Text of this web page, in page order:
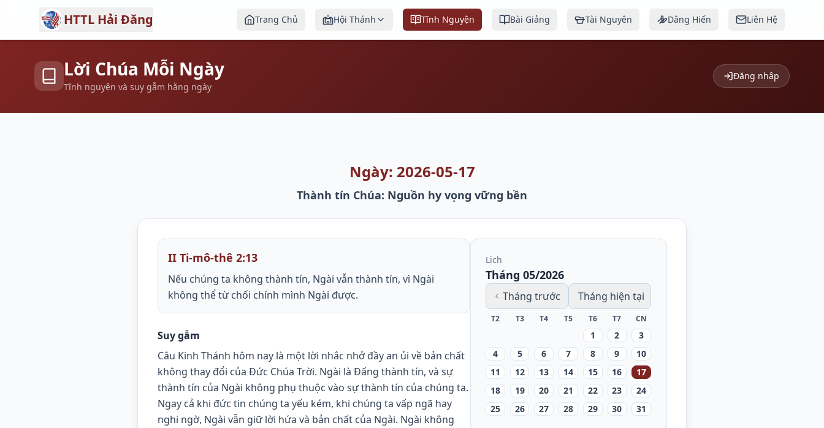
HTTL Hải Đăng Trang Chủ Hội Thánh Tĩnh Nguyện Bài Giảng Tài Nguyên Dâng Hiến Liên Hệ
Lời Chúa Mỗi Ngày
Tĩnh nguyện và suy gẫm hằng ngày
Đăng nhập
Ngày: 2026-05-17
Thành tín Chúa: Nguồn hy vọng vững bền
II Ti-mô-thê 2:13
Nếu chúng ta không thành tín, Ngài vẫn thành tín, vì Ngài
không thể từ chối chính mình Ngài được.
Suy gẫm
Câu Kinh Thánh hôm nay là một lời nhắc nhở đầy an ủi về bản chất
không thay đổi của Đức Chúa Trời. Ngài là Đấng thành tín, và sự
thành tín của Ngài không phụ thuộc vào sự thành tín của chúng ta.
Ngay cả khi đức tin chúng ta yếu kém, khi chúng ta vấp ngã hay
nghi ngờ, Ngài vẫn giữ lời hứa và bản chất của Ngài. Ngài không
Lịch
Tháng 05/2026
Tháng trước Tháng hiện tại
T2 T3 T4 T5 T6 T7 CN
1 2
3
4
5 6 7 8 9
10
11
12 13 14 15 16
17
18
19 20 21 22 23
24
25
26 27 28 29 30 31